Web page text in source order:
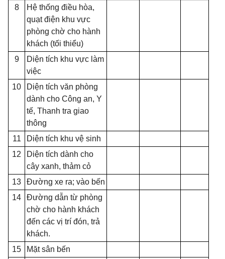
8
Hệ thống điều hòa,
quạt điện khu vực
phòng chờ cho hành
khách (tối thiểu)
9
Diện tích khu vực làm
việc
10
Diện tích văn phòng
dành cho Công an, Y
tế, Thanh tra giao
thông
11
Diện tích khu vệ sinh
12
Diện tích dành cho
cây xanh, thảm cỏ
13
Đường xe ra; vào bến
14
Đường dẫn từ phòng
chờ cho hành khách
đến các vị trí đón, trả
khách.
15
Mặt sân bến